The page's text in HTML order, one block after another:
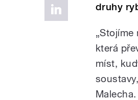
druhy
která
míst,
Malecha.